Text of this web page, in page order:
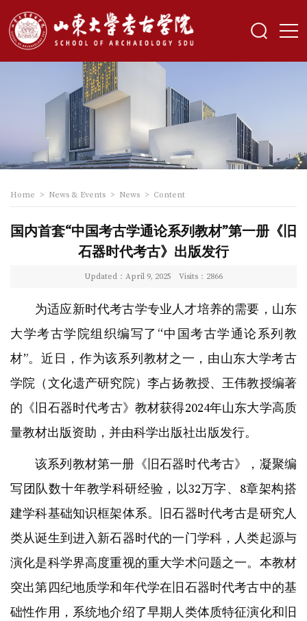
Home > News & Events > News > Content
国内首套“中国考古学通论系列教材”第一册《旧
石器时代考古》出版发行
Updated：April 9, 2025 Visits： 2866
为适应新时代考古学专业人才培养的需要，山东
大学考古学院组织编写了“中国考古学通论系列教
材”。近日，作为该系列教材之一，由山东大学考古
学院（文化遗产研究院）李占扬教授、王伟教授编著
的《旧石器时代考古》教材获得2024年山东大学高质
量教材出版资助，并由科学出版社出版发行。
该系列教材第一册《旧石器时代考古》，凝聚编
写团队数十年教学科研经验，以32万字、8章架构搭
建学科基础知识框架体系。旧石器时代考古是研究人
类从诞生到进入新石器时代的一门学科，人类起源与
演化是科学界高度重视的重大学术问题之一。本教材
突出第四纪地质学和年代学在旧石器时代考古中的基
础性作用，系统地介绍了早期人类体质特征演化和旧